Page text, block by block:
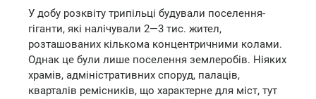
У добу розквіту трипільці будували поселення-
гіганти, які налічували 2—3 тис. жител,
розташованих кількома концентричними колами.
Однак це були лише поселення землеробів. Ніяких
храмів, адміністративних споруд, палаців,
кварталів ремісників, що характерне для міст, тут